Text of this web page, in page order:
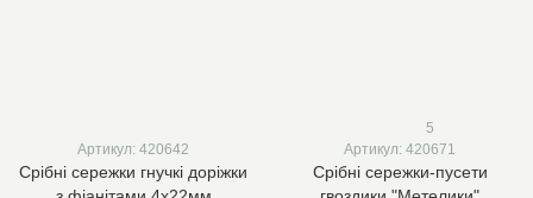
Артикул: 420642
Срібні сережки гнучкі доріжки
5
Артикул: 420671
Срібні сережки-пусети